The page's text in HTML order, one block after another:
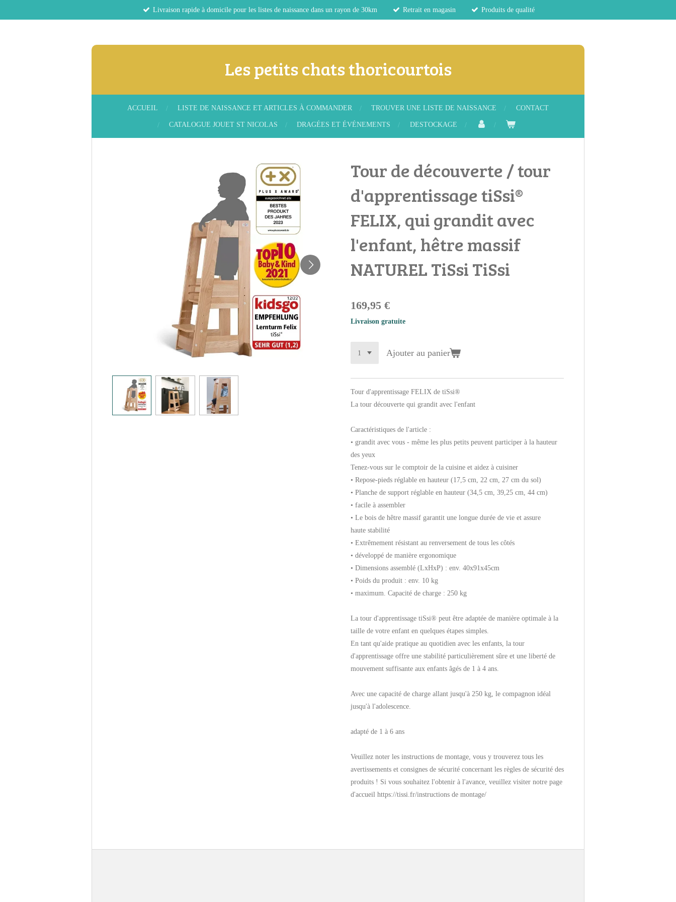
Livraison rapide à domicile pour les listes de naissance dans un rayon de 30km Retrait en magasin Produits de qualité
Les petits chats thoricourtois
ACCUEIL LISTE DE NAISSANCE ET ARTICLES À COMMANDER TROUVER UNE LISTE DE NAISSANCE CONTACT
CATALOGUE JOUET ST NICOLAS DRAGÉES ET ÉVÉNEMENTS DESTOCKAGE
Tour de découverte / tour
d'apprentissage tiSsi®
FELIX, qui grandit avec
l'enfant, hêtre massif
NATUREL TiSsi TiSsi
169,95 €
Livraison gratuite
Ajouter au panier
Tour d'apprentissage FELIX de tiSsi®
La tour découverte qui grandit avec l'enfant
Caractéristiques de l'article :
• grandit avec vous - même les plus petits peuvent participer à la hauteur
des yeux
Tenez-vous sur le comptoir de la cuisine et aidez à cuisiner
• Repose-pieds réglable en hauteur (17,5 cm, 22 cm, 27 cm du sol)
• Planche de support réglable en hauteur (34,5 cm, 39,25 cm, 44 cm)
• facile à assembler
• Le bois de hêtre massif garantit une longue durée de vie et assure
haute stabilité
• Extrêmement résistant au renversement de tous les côtés
• développé de manière ergonomique
• Dimensions assemblé (LxHxP) : env. 40x91x45cm
• Poids du produit : env. 10 kg
• maximum. Capacité de charge : 250 kg
La tour d'apprentissage tiSsi® peut être adaptée de manière optimale à la
taille de votre enfant en quelques étapes simples.
En tant qu'aide pratique au quotidien avec les enfants, la tour
d'apprentissage offre une stabilité particulièrement sûre et une liberté de
mouvement suffisante aux enfants âgés de 1 à 4 ans.
Avec une capacité de charge allant jusqu'à 250 kg, le compagnon idéal
jusqu'à l'adolescence.
adapté de 1 à 6 ans
Veuillez noter les instructions de montage, vous y trouverez tous les
avertissements et consignes de sécurité concernant les règles de sécurité des
produits ! Si vous souhaitez l'obtenir à l'avance, veuillez visiter notre page
d'accueil https://tissi.fr/instructions de montage/